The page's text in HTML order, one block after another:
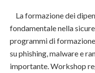
La formazione dei
fondamentale nella
programmi di
su phishing, malware e
importante. Workshop